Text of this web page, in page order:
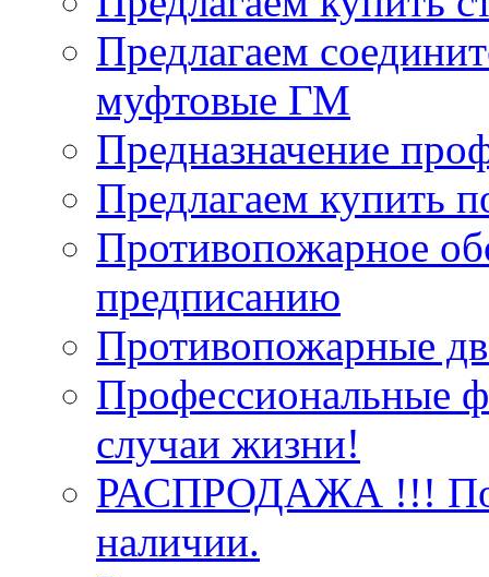
Предлагаем
муфтовые ГМ
Предназначение
Предлагаем купить
Противопожарное
предписанию
Противопожарные
Профессиональные
случаи жизни!
РАСПРОДАЖА !!!
наличии.